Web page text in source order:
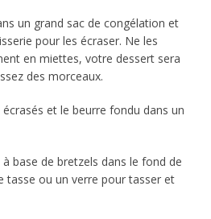
un grand sac de congélation et
pour les écraser. Ne les
en miettes, votre dessert sera
des morceaux.
et le beurre fondu dans un
base de bretzels dans le fond de
tasse ou un verre pour tasser et